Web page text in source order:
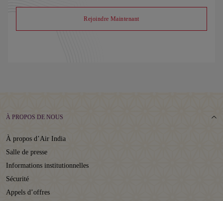
Rejoindre Maintenant
À PROPOS DE NOUS
À propos d’Air India
Salle de presse
Informations institutionnelles
Sécurité
Appels d’offres